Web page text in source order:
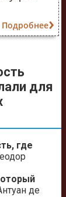
Подробнее
для
где
де